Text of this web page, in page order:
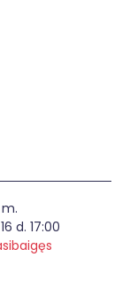
d. 17:00